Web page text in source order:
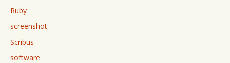
Ruby
screenshot
Scribus
software